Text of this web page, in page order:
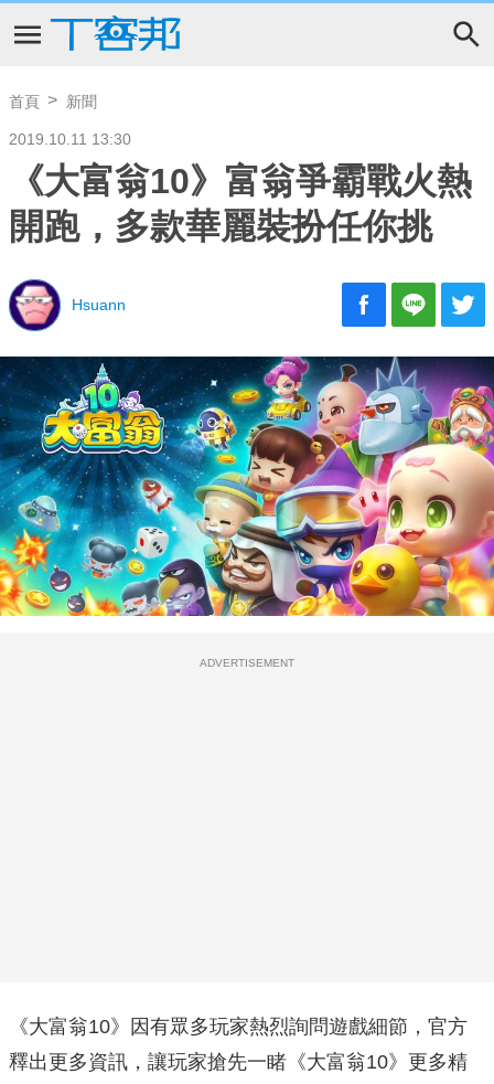
首頁 新聞
2019.10.11 13:30
《大富翁10》富翁爭霸戰火熱
開跑，多款華麗裝扮任你挑
Hsuann
ADVERTISEMENT
《大富翁10》因有眾多玩家熱烈詢問遊戲細節，官方
釋出更多資訊，讓玩家搶先一睹《大富翁10》更多精